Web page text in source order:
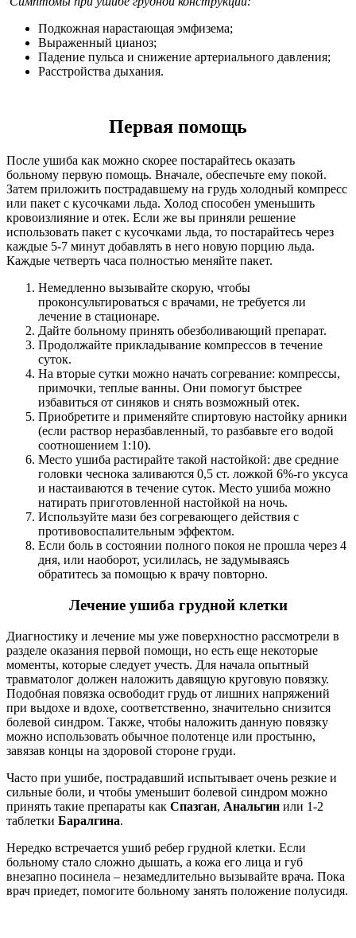
Подкожная нарастающая эмфизема;
Выраженный цианоз;
Падение пульса и снижение артериального давления;
Расстройства дыхания.
Первая помощь
После ушиба как можно скорее постарайтесь оказать
больному первую помощь. Вначале, обеспечьте ему покой.
Затем приложить пострадавшему на грудь холодный компресс
или пакет с кусочками льда. Холод способен уменьшить
кровоизлияние и отек. Если же вы приняли решение
использовать пакет с кусочками льда, то постарайтесь через
каждые 5-7 минут добавлять в него новую порцию льда.
Каждые четверть часа полностью меняйте пакет.
Немедленно вызывайте скорую, чтобы
проконсультироваться с врачами, не требуется ли
лечение в стационаре.
Дайте больному принять обезболивающий препарат.
Продолжайте прикладывание компрессов в течение
суток.
На вторые сутки можно начать согревание: компрессы,
примочки, теплые ванны. Они помогут быстрее
избавиться от синяков и снять возможный отек.
Приобретите и применяйте спиртовую настойку арники
(если раствор неразбавленный, то разбавьте его водой
соотношением 1:10).
Место ушиба растирайте такой настойкой: две средние
головки чеснока заливаются 0,5 ст. ложкой 6%-го уксуса
и настаиваются в течение суток. Место ушиба можно
натирать приготовленной настойкой на ночь.
Используйте мази без согревающего действия с
противовоспалительным эффектом.
Если боль в состоянии полного покоя не прошла через 4
дня, или наоборот, усилилась, не задумываясь
обратитесь за помощью к врачу повторно.
Лечение ушиба грудной клетки
Диагностику и лечение мы уже поверхностно рассмотрели в
разделе оказания первой помощи, но есть еще некоторые
моменты, которые следует учесть. Для начала опытный
травматолог должен наложить давящую круговую повязку.
Подобная повязка освободит грудь от лишних напряжений
при выдохе и вдохе, соответственно, значительно снизится
болевой синдром. Также, чтобы наложить данную повязку
можно использовать обычное полотенце или простыню,
завязав концы на здоровой стороне груди.
Часто при ушибе, пострадавший испытывает очень резкие и
сильные боли, и чтобы уменьшит болевой синдром можно
принять такие препараты как Спазган, Анальгин или 1-2
таблетки Баралгина.
Нередко встречается ушиб ребер грудной клетки. Если
больному стало сложно дышать, а кожа его лица и губ
внезапно посинела – незамедлительно вызывайте врача. Пока
врач приедет, помогите больному занять положение полусидя.